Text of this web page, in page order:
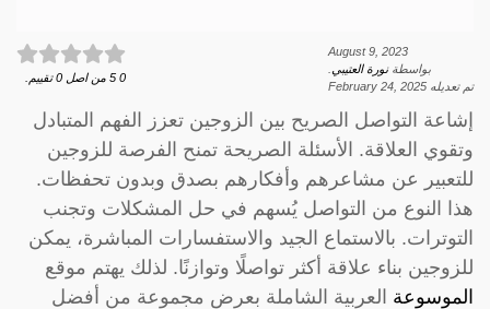
August 9, 2023
بواسطةنورة العتيبي
تم تعديله February 24, 2025
0
5 من اصل 0 تقييم.
إشاعة التواصل الصريح بين الزوجين تعزز الفهم المتبادل
وتقوي العلاقة. الأسئلة الصريحة تمنح الفرصة للزوجين
للتعبير عن مشاعرهم وأفكارهم بصدق وبدون تحفظات.
هذا النوع من التواصل يُسهم في حل المشكلات وتجنب
التوترات. بالاستماع الجيد والاستفسارات المباشرة، يمكن
للزوجين بناء علاقة أكثر تواصلًا وتوازنًا. لذلك يهتم موقع
الموسوعة العربية الشاملة بعرض مجموعة من أفضل